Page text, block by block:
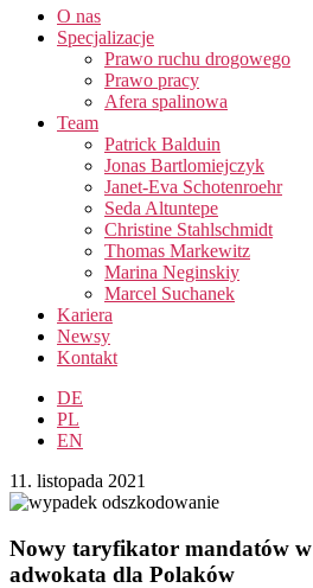
O nas
Specjalizacje
Prawo ruchu drogowego
Prawo pracy​
Afera spalinowa
Team
Patrick Balduin
Jonas Bartlomiejczyk
Janet-Eva Schotenroehr
Seda Altuntepe
Christine Stahlschmidt
Thomas Markewitz
Marina Neginskiy
Marcel Suchanek
Kariera
Newsy
Kontakt
DE
PL
EN
11. listopada 2021
Nowy taryfikator mandatów w
adwokata dla Polaków